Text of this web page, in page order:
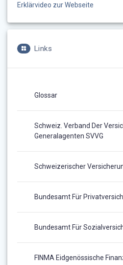
Erklärvideo zur Webseite
Links
Glossar
Schweiz. Verband Der
Generalagenten SVVG
Schweizerischer
Bundesamt Für
Bundesamt Für
FINMA Eidgenössische